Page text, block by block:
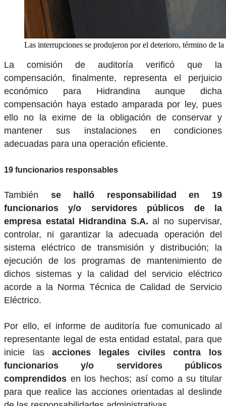
Las interrupciones se produjeron por el deterioro, término de
La comisión de auditoría verificó que la
compensación, finalmente, representa el perjuicio
económico para Hidrandina aunque dicha
compensación haya estado amparada por ley, pues
ello no la exime de la obligación de conservar y
mantener sus instalaciones en condiciones
adecuadas para una operación eficiente.
19 funcionarios responsables
También se halló responsabilidad en 19
funcionarios y/o servidores públicos de la
empresa estatal Hidrandina S.A. al no supervisar,
controlar, ni garantizar la adecuada operación del
sistema eléctrico de transmisión y distribución; la
ejecución de los programas de mantenimiento de
dichos sistemas y la calidad del servicio eléctrico
acorde a la Norma Técnica de Calidad de Servicio
Eléctrico.
Por ello, el informe de auditoría fue comunicado al
representante legal de esta entidad estatal, para que
inicie lasacciones legales civiles contra los
funcionarios y/o servidores públicos
comprendidos en los hechos; así como a su titular
para que realice las acciones orientadas al deslinde